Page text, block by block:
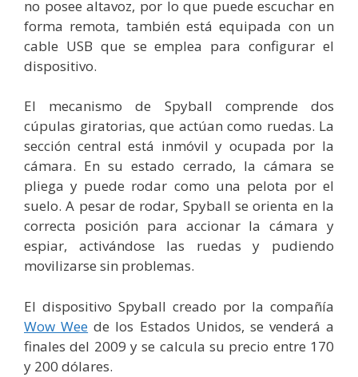
no posee altavoz, por lo que puede escuchar en
forma remota, también está equipada con un
cable USB que se emplea para configurar el
dispositivo.
El mecanismo de Spyball comprende dos
cúpulas giratorias, que actúan como ruedas. La
sección central está inmóvil y ocupada por la
cámara. En su estado cerrado, la cámara se
pliega y puede rodar como una pelota por el
suelo. A pesar de rodar, Spyball se orienta en la
correcta posición para accionar la cámara y
espiar, activándose las ruedas y pudiendo
movilizarse sin problemas.
El dispositivo Spyball creado por la compañía
Wow Wee de los Estados Unidos, se venderá a
finales del 2009 y se calcula su precio entre 170
y 200 dólares.